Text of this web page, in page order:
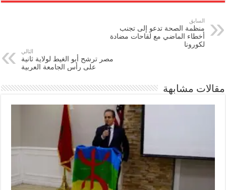
السابق
منظمة الصحة تدعو إلى تجنب
أخطاء الماضي مع لقاحات مضادة
لكورونا
التالي
مصر ترشح أبو الغيط لولاية ثانية
على رأس الجامعة العربية
مقالات مشابهة